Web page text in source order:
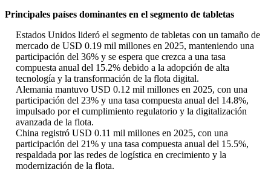
Principales países dominantes en el segmento de tabletas
Estados Unidos lideró el segmento de tabletas con un tamaño de
mercado de USD 0.19 mil millones en 2025, manteniendo una
participación del 36% y se espera que crezca a una tasa
compuesta anual del 15.2% debido a la adopción de alta
tecnología y la transformación de la flota digital.
Alemania mantuvo USD 0.12 mil millones en 2025, con una
participación del 23% y una tasa compuesta anual del 14.8%,
impulsado por el cumplimiento regulatorio y la digitalización
avanzada de la flota.
China registró USD 0.11 mil millones en 2025, con una
participación del 21% y una tasa compuesta anual del 15.5%,
respaldada por las redes de logística en crecimiento y la
modernización de la flota.